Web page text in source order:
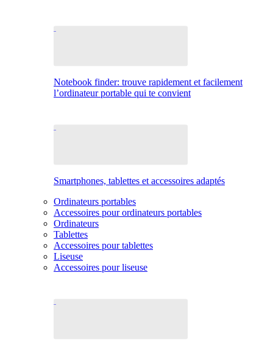
Notebook finder: trouve rapidement et facilement
l’ordinateur portable qui te convient
Smartphones, tablettes et accessoires adaptés
Ordinateurs portables
Accessoires pour ordinateurs portables
Ordinateurs
Tablettes
Accessoires pour tablettes
Liseuse
Accessoires pour liseuse